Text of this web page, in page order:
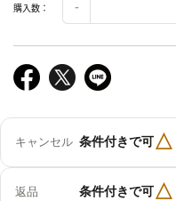
購入数：
キャンセル 条件付きで可△
返品 条件付きで可△